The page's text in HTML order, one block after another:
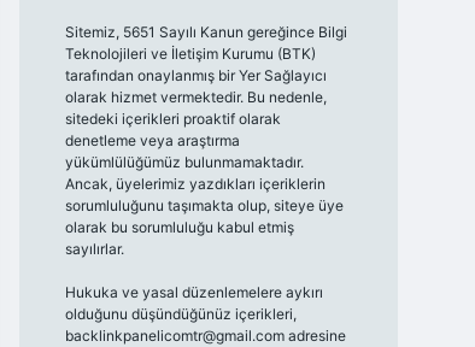
Sitemiz, 5651 Sayılı Kanun gereğince Bilgi
Teknolojileri ve İletişim Kurumu (BTK)
tarafından onaylanmış bir Yer Sağlayıcı
olarak hizmet vermektedir. Bu nedenle,
sitedeki içerikleri proaktif olarak
denetleme veya araştırma
yükümlülüğümüz bulunmamaktadır.
Ancak, üyelerimiz yazdıkları içeriklerin
sorumluluğunu taşımakta olup, siteye üye
olarak bu sorumluluğu kabul etmiş
sayılırlar.
Hukuka ve yasal düzenlemelere aykırı
olduğunu düşündüğünüz içerikleri,
backlinkpanelicomtr@gmail.comadresine